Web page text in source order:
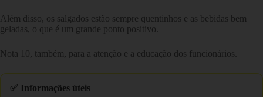
Além disso, os salgados estão sempre quentinhos e as bebidas bem
geladas, o que é um grande ponto positivo.
Nota 10, também, para a atenção e a educação dos funcionários.
✅ Informações úteis